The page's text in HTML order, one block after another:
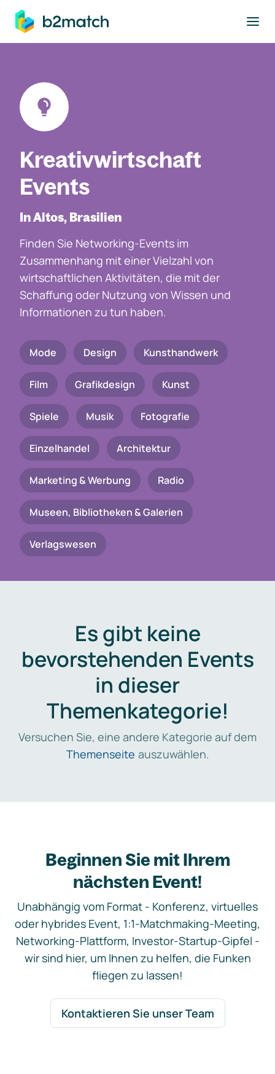
springen
Kreativwirtschaft
Events
In Altos, Brasilien
Finden Sie Networking-Events im
Zusammenhang mit einer Vielzahl von
wirtschaftlichen Aktivitäten, die mit der
Schaffung oder Nutzung von Wissen und
Informationen zu tun haben.
Mode Design Kunsthandwerk
Film Grafikdesign Kunst
Spiele Musik Fotografie
Einzelhandel Architektur
Marketing & Werbung Radio
Museen, Bibliotheken & Galerien
Verlagswesen
Es gibt keine
bevorstehenden Events
in dieser
Themenkategorie!
Versuchen Sie, eine andere Kategorie auf dem
Themenseite auszuwählen.
Beginnen Sie mit Ihrem
nächsten Event!
Unabhängig vom Format - Konferenz, virtuelles
oder hybrides Event, 1:1-Matchmaking-Meeting,
Networking-Plattform, Investor-Startup-Gipfel -
wir sind hier, um Ihnen zu helfen, die Funken
fliegen zu lassen!
Kontaktieren Sie unser Team